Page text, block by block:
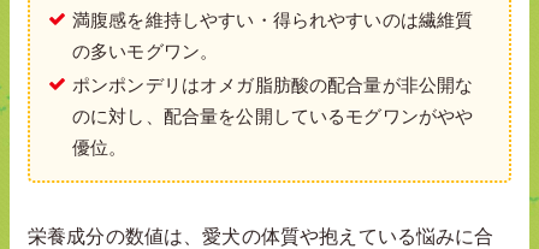
満腹感を維持しやすい・得られやすいのは繊維質
の多いモグワン。
ポンポンデリはオメガ脂肪酸の配合量が非公開な
のに対し、配合量を公開しているモグワンがやや
優位。
栄養成分の数値は、愛犬の体質や抱えている悩みに合